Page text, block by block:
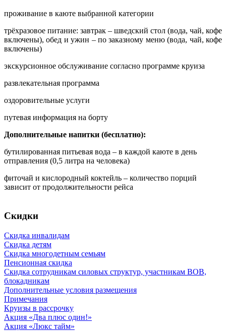
проживание в каюте выбранной категории
трёхразовое питание: завтрак – шведский стол (вода, чай, кофе
включены), обед и ужин – по заказному меню (вода, чай, кофе
включены)
экскурсионное обслуживание согласно программе круиза
развлекательная программа
оздоровительные услуги
путевая информация на борту
Дополнительные напитки (бесплатно):
бутилированная питьевая вода – в каждой каюте в день
отправления (0,5 литра на человека)
фиточай и кислородный коктейль – количество порций
зависит от продолжительности рейса
Скидки
Скидка инвалидам
Скидка детям
Скидка многодетным семьям
Пенсионная скидка
Скидка сотрудникам силовых структур, участникам ВОВ,
блокадникам
Дополнительные условия размещения
Примечания
Круизы в рассрочку
Акция «Два плюс один!»
Акция «Люкс тайм»